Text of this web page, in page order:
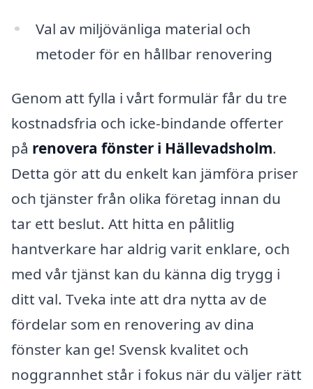
Val av miljövänliga material och
metoder för en hållbar renovering
Genom att fylla i vårt formulär får du tre
kostnadsfria och icke-bindande offerter
på renovera fönster i Hällevadsholm.
Detta gör att du enkelt kan jämföra priser
och tjänster från olika företag innan du
tar ett beslut. Att hitta en pålitlig
hantverkare har aldrig varit enklare, och
med vår tjänst kan du känna dig trygg i
ditt val. Tveka inte att dra nytta av de
fördelar som en renovering av dina
fönster kan ge! Svensk kvalitet och
noggrannhet står i fokus när du väljer rätt